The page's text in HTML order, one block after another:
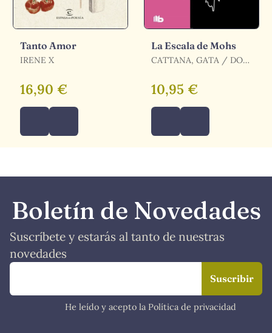
Tanto Amor
IRENE X
16,90 €
La Escala de Mohs
CATTANA, GATA / DON
DON IWANA
10,95 €
Boletín de Novedades
Suscríbete y estarás al tanto de nuestras
novedades
He leído y acepto la Política de privacidad